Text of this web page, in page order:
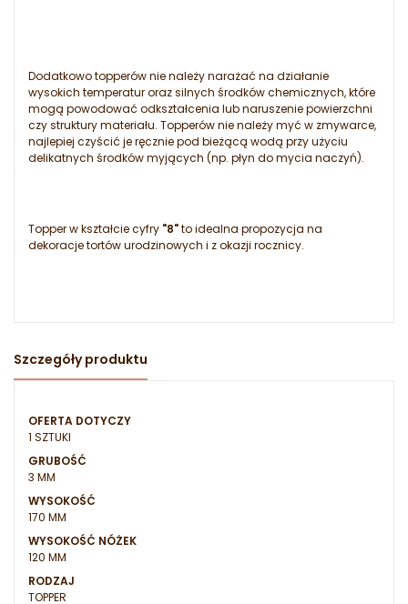
Dodatkowo topperów nie należy narażać na działanie
wysokich temperatur oraz silnych środków chemicznych, które
mogą powodować odkształcenia lub naruszenie powierzchni
czy struktury materiału. Topperów nie należy myć w zmywarce,
najlepiej czyścić je ręcznie pod bieżącą wodą przy użyciu
delikatnych środków myjących (np. płyn do mycia naczyń).
Topper w kształcie cyfry "8"to idealna propozycja na
dekoracje tortów urodzinowych i z okazji rocznicy.
Szczegóły produktu
OFERTA DOTYCZY
1 SZTUKI
GRUBOŚĆ
3 MM
WYSOKOŚĆ
170 MM
WYSOKOŚĆ NÓŻEK
120 MM
RODZAJ
TOPPER